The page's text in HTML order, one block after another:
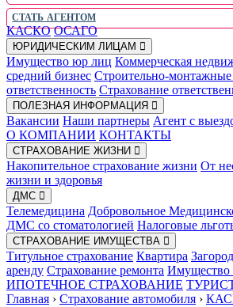
СТАТЬ АГЕНТОМ
КАСКО ОСАГО
ЮРИДИЧЕСКИМ ЛИЦАМ
Имущество юр лиц Коммерческая
средний бизнес Строительно-
ответственность Страхование
ПОЛЕЗНАЯ ИНФОРМАЦИЯ
Вакансии Наши партнеры Агент с
О КОМПАНИИ КОНТАКТЫ
СТРАХОВАНИЕ ЖИЗНИ
Накопительное страхование жизни От
жизни и здоровья
ДМС
Телемедицина Добровольное
ДМС со стоматологией Налоговые
СТРАХОВАНИЕ ИМУЩЕСТВА
Титульное страхование Квартира
аренду Страхование ремонта Имущество
ИПОТЕЧНОЕ СТРАХОВАНИЕ
Главная › Страхование автомобиля ›